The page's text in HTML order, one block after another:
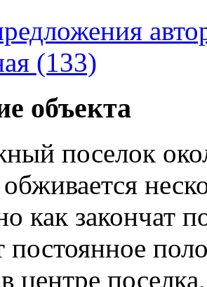
(133)
объекта
поселок
как закончат
постоянное
центре